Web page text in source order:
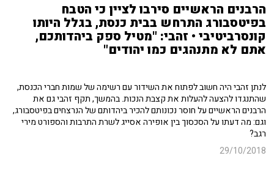
הרבנים הראשיים סירבו לציין כי הטבח
בפיטסבורג התרחש בבית כנסת, בגלל היותו
קונסרביטיבי • זהבי: "מטיל ספק ביהדותכם,
אתם לא מתנהגים כמו יהודים"
לנתן זהבי היה חשוב לפתוח את השידור עם רשימה של שמות חברי הכנסת,
שהתנגדו להצעה להעלות את קצבת הנכות. בהמשך, תקף זהבי גם את
הרבנים הראשיים על חוסר נכונותם להכיר ביהדותם של הנרצחים בפיטסבורג,
וגם: מה דעתו על הסכסוך בין אופירה אסייג לשרת התרבות והספורט מירי
רגב?
29/10/2018